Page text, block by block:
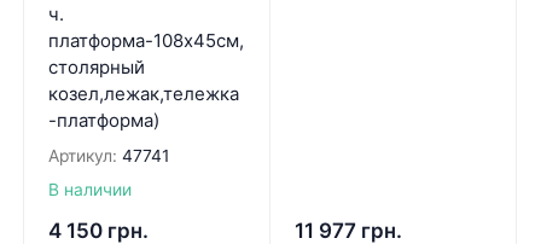
ч.
платформа-108х45см,
столярный
козел,лежак,тележка
-платформа)
Артикул: 47741
В наличии
4 150 грн. 11 977 грн.